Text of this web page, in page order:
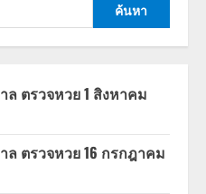
ตรวจหวย 1 สิงหาคม
ล ตรวจหวย 16 กรกฎาคม